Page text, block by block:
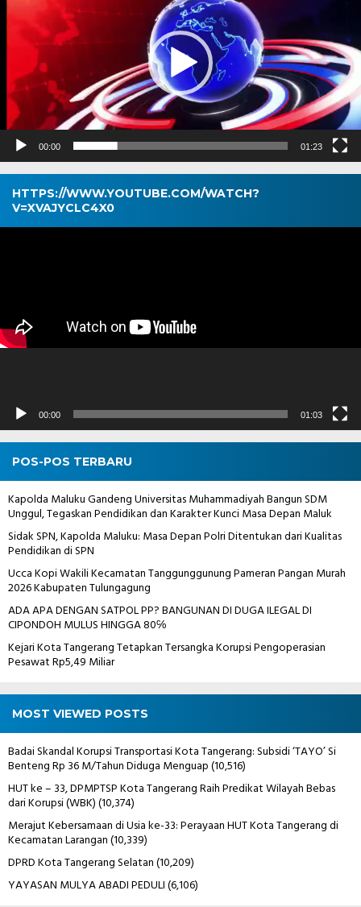
00:00 01:23
HTTPS://WWW.YOUTUBE.COM/WATCH?
V=XVAJYCLC4X0
Pemutar
00:00 01:03
POS-POS TERBARU
Kapolda Maluku Gandeng Universitas Muhammadiyah Bangun SDM
Unggul, Tegaskan Pendidikan dan Karakter Kunci Masa Depan Maluk
Sidak SPN, Kapolda Maluku: Masa Depan Polri Ditentukan dari Kualitas
Pendidikan di SPN
Ucca Kopi Wakili Kecamatan Tanggunggunung Pameran Pangan Murah
2026 Kabupaten Tulungagung
ADA APA DENGAN SATPOL PP? BANGUNAN DI DUGA ILEGAL DI
CIPONDOH MULUS HINGGA 80℅
Kejari Kota Tangerang Tetapkan Tersangka Korupsi Pengoperasian
Pesawat Rp5,49 Miliar
MOST VIEWED POSTS
Badai Skandal Korupsi Transportasi Kota Tangerang: Subsidi ‘TAYO’ Si
Benteng Rp 36 M/Tahun Diduga Menguap(10,516)
HUT ke – 33, DPMPTSP Kota Tangerang Raih Predikat Wilayah Bebas
dari Korupsi (WBK)(10,374)
Merajut Kebersamaan di Usia ke-33: Perayaan HUT Kota Tangerang di
Kecamatan Larangan(10,339)
DPRD Kota Tangerang Selatan(10,209)
YAYASAN MULYA ABADI PEDULI(6,106)